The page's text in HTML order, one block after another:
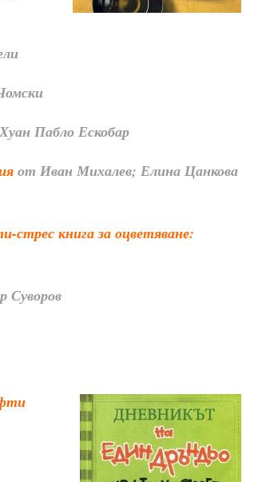
Пабло Ескобар
от Иван Михалев; Елина Цанкова
стрес книга за оцветяване: